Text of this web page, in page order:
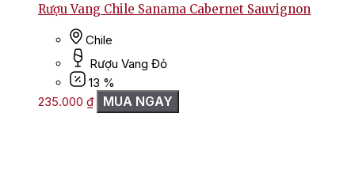
Rượu Vang Chile Sanama Cabernet Sauvignon
Chile
Rượu Vang Đỏ
13 %
235.000 ₫ MUA NGAY